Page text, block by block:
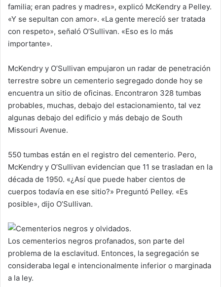
familia; eran padres y madres», explicó McKendry a Pelley.
«Y se sepultan con amor». «La gente merecíó ser tratada
con respeto», señaló O’Sullivan. «Eso es lo más
importante».
McKendry y O’Sullivan empujaron un radar de penetración
terrestre sobre un cementerio segregado donde hoy se
encuentra un sitio de oficinas. Encontraron 328 tumbas
probables, muchas, debajo del estacionamiento, tal vez
algunas debajo del edificio y más debajo de South
Missouri Avenue.
550 tumbas están en el registro del cementerio. Pero,
McKendry y O’Sullivan evidencian que 11 se trasladan en la
década de 1950. «¿Así que puede haber cientos de
cuerpos todavía en ese sitio?» Preguntó Pelley. «Es
posible», dijo O’Sullivan.
Los cementerios negros profanados, son parte del
problema de la esclavitud. Entonces, la segregación se
consideraba legal e intencionalmente inferior o marginada
a la ley.